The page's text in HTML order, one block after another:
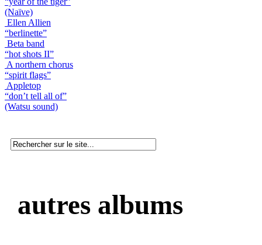
(Naïve)
Ellen Allien
“berlinette”
Beta band
“hot shots II”
A northern chorus
“spirit flags”
Appletop
“don’t tell all of”
(Watsu sound)
autres albums